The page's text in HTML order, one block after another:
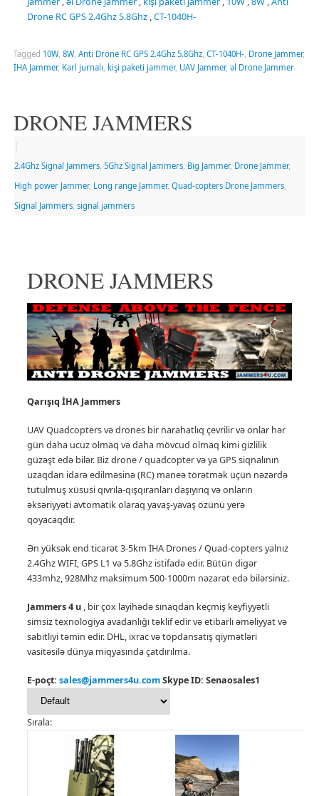
Drone RC GPS 2.4Ghz 5.8Ghz,CT-1040H-
Tagged 10W, 8W, Anti Drone RC GPS 2.4Ghz 5.8Ghz, CT-1040H-, Drone Jammer,
İHA Jammer, Karl jurnalı kişi paketi jammer, UAV Jammer, əl Drone Jammer
DRONE JAMMERS
2.4Ghz Signal Jammers, 5Ghz Signal Jammers, Big Jammer, Drone Jammer,
High power Jammer, Long range Jammer, Quad-copters Drone Jammers,
Signal Jammers, signal jammers
DRONE JAMMERS
Qarışıq İHA Jammers
UAV Quadcopters və drones bir narahatlıq çevrilir və onlar hər
gün daha ucuz olmaq və daha mövcud olmaq kimi gizlilik
güzəşt edə bilər. Biz drone / quadcopter və ya GPS siqnalının
uzaqdan idarə edilməsinə (RC) maneə törətmək üçün nəzərdə
tutulmuş xüsusi qıvrıla-qışqıranları daşıyırıq və onların
əksəriyyəti avtomatik olaraq yavaş-yavaş özünü yerə
qoyacaqdır.
Ən yüksək end ticarət 3-5km İHA Drones / Quad-copters yalnız
2.4Ghz WIFI, GPS L1 və 5.8Ghz istifadə edir. Bütün digər
433mhz, 928Mhz maksimum 500-1000m nəzarət edə bilərsiniz.
Jammers 4 u, bir çox layihədə sınaqdan keçmiş keyfiyyətli
simsiz texnologiya avadanlığı təklif edir və etibarlı əməliyyat və
sabitliyi təmin edir. DHL, ixrac və topdansatış qiymətləri
vasitəsilə dünya miqyasında çatdırılma.
E-poçt: sales@jammers4u.comSkype ID: Senaosales1
Sırala: